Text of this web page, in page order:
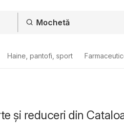
Haine, pantofi, sport
și reduceri din